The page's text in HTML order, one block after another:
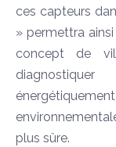
ces capteurs
» permettra
concept de
plus sûre.